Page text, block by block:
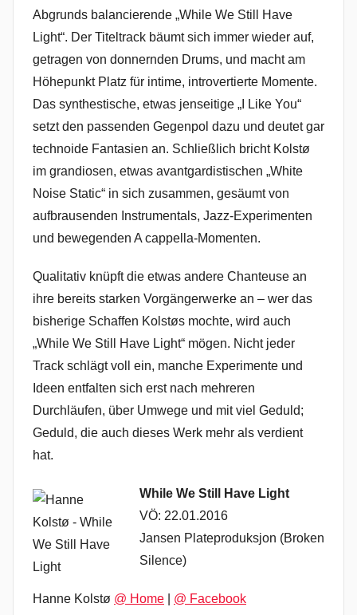
Abgrunds balancierende „While We Still Have
Light“. Der Titeltrack bäumt sich immer wieder auf,
getragen von donnernden Drums, und macht am
Höhepunkt Platz für intime, introvertierte Momente.
Das synthestische, etwas jenseitige „I Like You“
setzt den passenden Gegenpol dazu und deutet gar
technoide Fantasien an. Schließlich bricht Kolstø
im grandiosen, etwas avantgardistischen „White
Noise Static“ in sich zusammen, gesäumt von
aufbrausenden Instrumentals, Jazz-Experimenten
und bewegenden A cappella-Momenten.
Qualitativ knüpft die etwas andere Chanteuse an
ihre bereits starken Vorgängerwerke an – wer das
bisherige Schaffen Kolstøs mochte, wird auch
„While We Still Have Light“ mögen. Nicht jeder
Track schlägt voll ein, manche Experimente und
Ideen entfalten sich erst nach mehreren
Durchläufen, über Umwege und mit viel Geduld;
Geduld, die auch dieses Werk mehr als verdient
hat.
While We Still Have Light
VÖ: 22.01.2016
Jansen Plateproduksjon (Broken
Silence)
Hanne Kolstø @ Home
@ Facebook